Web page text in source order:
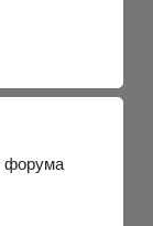
форума